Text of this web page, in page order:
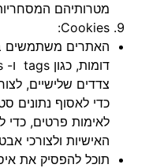
מטרותיהם
Cookies:
צדדים שלישיים,
כדי לאסוף נתונים
לאימות פרטים,
האישיות ולצורכי
תוכל להפסיק את